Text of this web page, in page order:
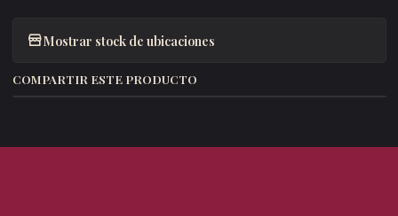
Mostrar stock de ubicaciones
COMPARTIR ESTE PRODUCTO